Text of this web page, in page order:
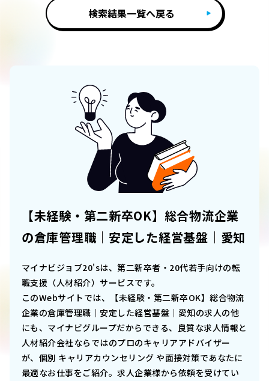
検索結果一覧へ戻る
【未経験・第二新卒OK】総合物流企業
の倉庫管理職｜安定した経営基盤｜愛知
マイナビジョブ20'sは、第二新卒者・20代若手向けの転
職支援（人材紹介）サービスです。
このWebサイトでは、
【未経験・第二新卒OK】総合物流
企業の倉庫管理職｜安定した経営基盤｜愛知の求人の他
にも、マイナビグループだからできる、良質な求人情報と
人材紹介会社ならではのプロのキャリアアドバイザー
が、個別 キャリアカウンセリング や面接対策であなたに
最適なお仕事をご紹介。求人企業様から依頼を受けてい